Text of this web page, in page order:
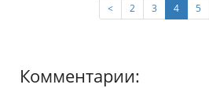
< 2 3 4 5
Комментарии: